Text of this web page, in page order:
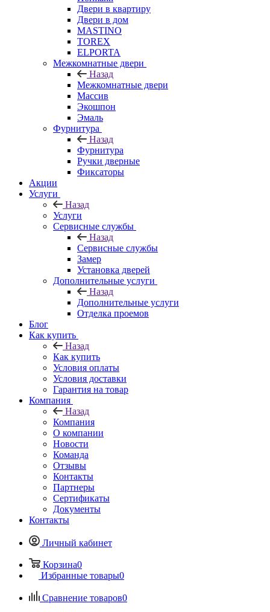
Двери в квартиру
Двери в дом
MASTINO
TOREX
ELPORTA
Межкомнатные двери
Назад
Межкомнатные двери
Массив
Экошпон
Эмаль
Фурнитура
Назад
Фурнитура
Ручки дверные
Фиксаторы
Акции
Услуги
Назад
Услуги
Сервисные службы
Назад
Сервисные службы
Замер
Установка дверей
Дополнительные услуги
Назад
Дополнительные услуги
Отделка проемов
Блог
Как купить
Назад
Как купить
Условия оплаты
Условия доставки
Гарантия на товар
Компания
Назад
Компания
О компании
Новости
Команда
Отзывы
Контакты
Партнеры
Сертификаты
Документы
Контакты
Личный кабинет
Корзина0
Избранные товары0
Сравнение товаров0